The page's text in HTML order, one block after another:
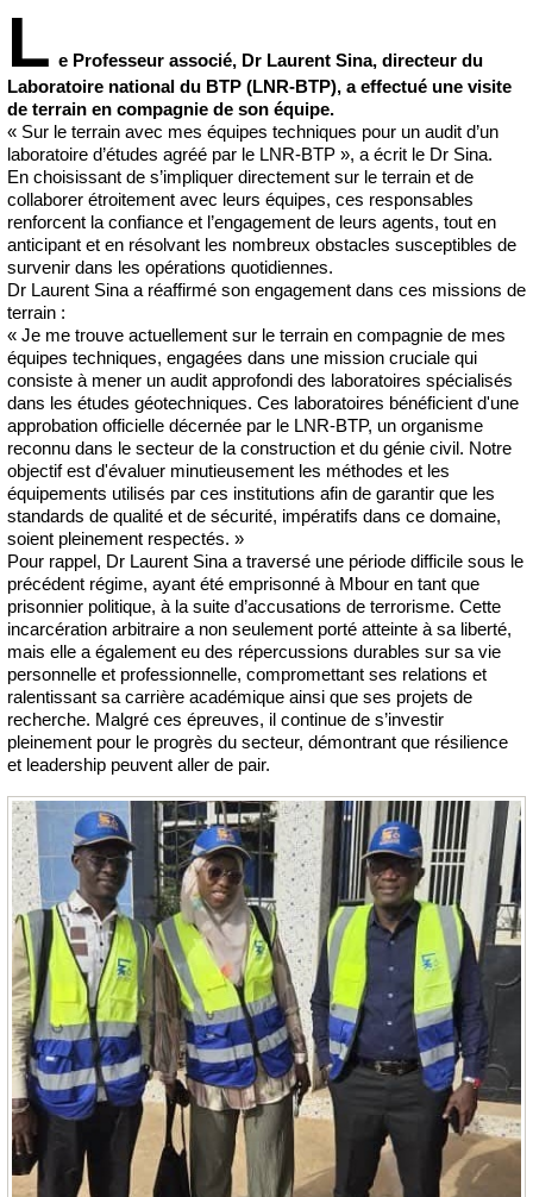
L e Professeur associé, Dr Laurent Sina, directeur du
Laboratoire national du BTP (LNR-BTP), a effectué une visite
de terrain en compagnie de son équipe.
« Sur le terrain avec mes équipes techniques pour un audit d’un
laboratoire d’études agréé par le LNR-BTP », a écrit le Dr Sina.
En choisissant de s’impliquer directement sur le terrain et de
collaborer étroitement avec leurs équipes, ces responsables
renforcent la confiance et l’engagement de leurs agents, tout en
anticipant et en résolvant les nombreux obstacles susceptibles de
survenir dans les opérations quotidiennes.
Dr Laurent Sina a réaffirmé son engagement dans ces missions de
terrain :
« Je me trouve actuellement sur le terrain en compagnie de mes
équipes techniques, engagées dans une mission cruciale qui
consiste à mener un audit approfondi des laboratoires spécialisés
dans les études géotechniques. Ces laboratoires bénéficient d'une
approbation officielle décernée par le LNR-BTP, un organisme
reconnu dans le secteur de la construction et du génie civil. Notre
objectif est d'évaluer minutieusement les méthodes et les
équipements utilisés par ces institutions afin de garantir que les
standards de qualité et de sécurité, impératifs dans ce domaine,
soient pleinement respectés. »
Pour rappel, Dr Laurent Sina a traversé une période difficile sous le
précédent régime, ayant été emprisonné à Mbour en tant que
prisonnier politique, à la suite d’accusations de terrorisme. Cette
incarcération arbitraire a non seulement porté atteinte à sa liberté,
mais elle a également eu des répercussions durables sur sa vie
personnelle et professionnelle, compromettant ses relations et
ralentissant sa carrière académique ainsi que ses projets de
recherche. Malgré ces épreuves, il continue de s’investir
pleinement pour le progrès du secteur, démontrant que résilience
et leadership peuvent aller de pair.